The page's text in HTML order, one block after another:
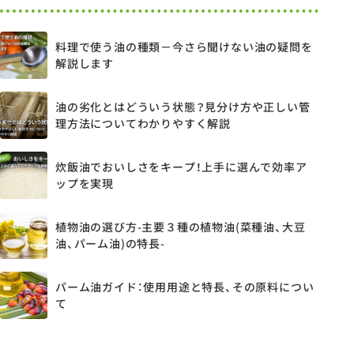
料理で使う油の種類－今さら聞けない油の疑問を
解説します
油の劣化とはどういう状態？見分け方や正しい管
理方法についてわかりやすく解説
炊飯油でおいしさをキープ！上手に選んで効率ア
ップを実現
植物油の選び方-主要３種の植物油(菜種油、大豆
油、パーム油)の特長-
パーム油ガイド：使用用途と特長、その原料につい
て